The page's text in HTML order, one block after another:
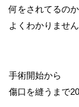
何をされてるのか
よくわかりません
手術開始から
傷口を縫うまで